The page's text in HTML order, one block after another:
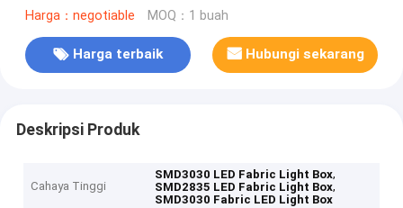
Harga：negotiable MOQ：1 buah
Harga terbaik Hubungi sekarang
Deskripsi Produk
Cahaya Tinggi
SMD3030 LED Fabric Light Box,
SMD2835 LED Fabric Light Box,
SMD3030 Fabric LED Light Box